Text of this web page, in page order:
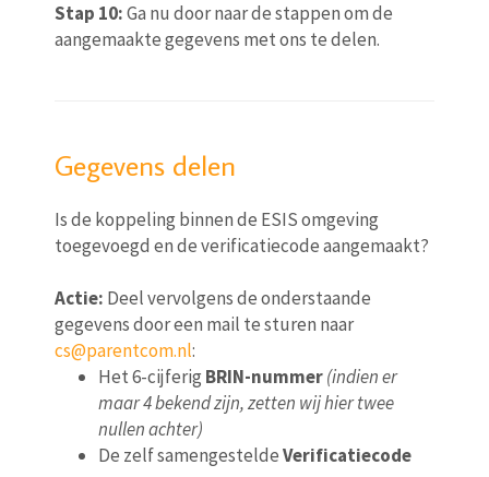
Stap 10:Ga nu door naar de stappen om de
aangemaakte gegevens met ons te delen.
Gegevens delen
Is de koppeling binnen de ESIS omgeving
toegevoegd en de verificatiecode aangemaakt?
Actie: Deel vervolgens de onderstaande
gegevens door een mail te sturen naar
cs@parentcom.nl:
Het 6-cijferig BRIN-nummer(indien er
maar 4 bekend zijn, zetten wij hier twee
nullen achter)
De zelf samengesteldeVerificatiecode